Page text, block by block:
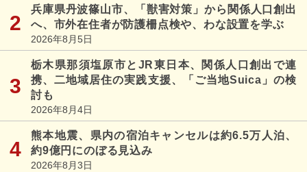
兵庫県丹波篠山市、「獣害対策」から関係人口創出
へ、市外在住者が防護柵点検や、わな設置を学ぶ
2026年8月5日
栃木県那須塩原市とJR東日本、関係人口創出で連
携、二地域居住の実践支援、「ご当地Suica」の検
討も
2026年8月4日
熊本地震、県内の宿泊キャンセルは約6.5万人泊、
約9億円にのぼる見込み
2026年8月3日